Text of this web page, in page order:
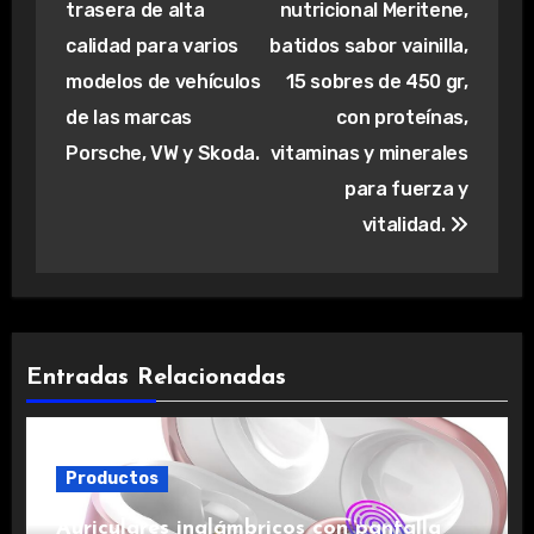
entradas
trasera de alta
calidad para varios
modelos de vehículos
de las marcas
Porsche, VW y Skoda.
nutricional Meritene,
batidos sabor vainilla,
15 sobres de 450 gr,
con proteínas,
vitaminas y minerales
para fuerza y
vitalidad.
Entradas Relacionadas
Productos
Auriculares inalámbricos con pantalla